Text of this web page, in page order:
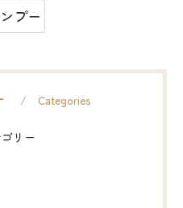
プー
Categories
リー